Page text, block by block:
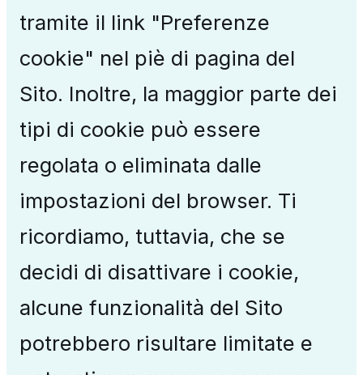
tramite il link "Preferenze
cookie" nel piè di pagina del
Sito. Inoltre, la maggior parte dei
tipi di cookie può essere
regolata o eliminata dalle
impostazioni del browser. Ti
ricordiamo, tuttavia, che se
decidi di disattivare i cookie,
alcune funzionalità del Sito
potrebbero risultare limitate e